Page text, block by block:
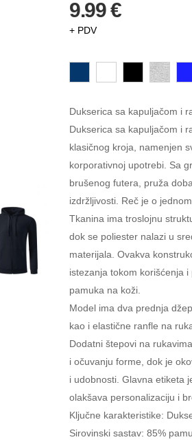
9.99 €
+ PDV
Dukserica sa kapuljačom i
Dukserica sa kapuljačom i
klasičnog kroja, namenjen
korporativnoj upotrebi. Sa
brušenog futera, pruža
izdržljivosti. Reč je o
Tkanina ima troslojnu
dok se poliester nalazi u
materijala. Ovakva
istezanja tokom korišćenja
pamuka na koži.
Model ima dva prednja
kao i elastične ranfle na
Dodatni štepovi na
i očuvanju forme, dok je
i udobnosti. Glavna etiketa
olakšava personalizaciju i
Ključne karakteristike:
Sirovinski sastav: 85%